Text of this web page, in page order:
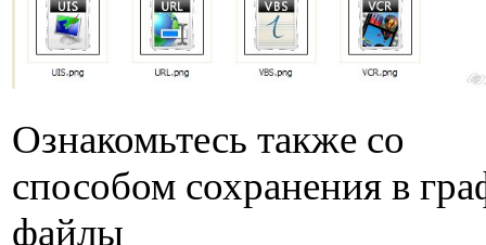
Ознакомьтесь также со
способом сохранения в
файлы